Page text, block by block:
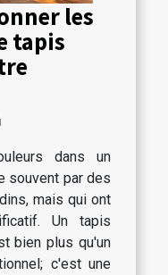
les
tapis
dans un
souvent par des
mais qui ont
Un tapis
bien plus qu'un
c'est une